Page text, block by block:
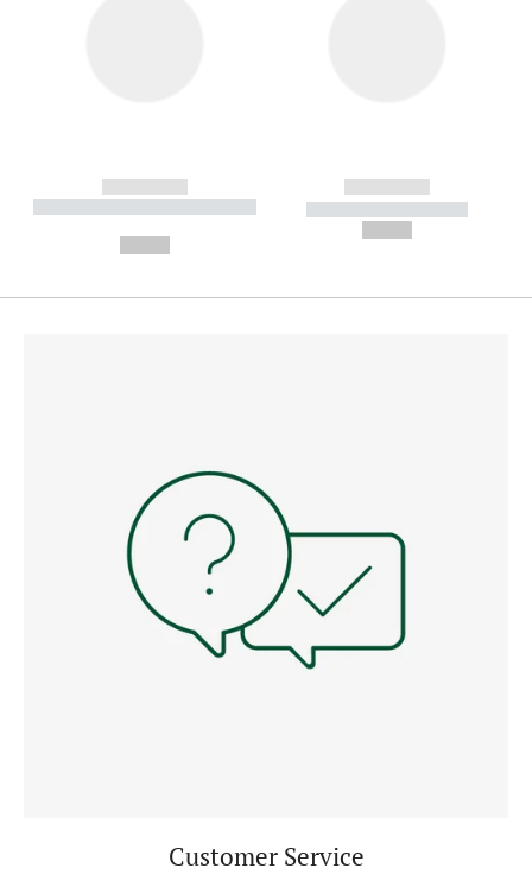
------------
----------- ----------- --------
------------
----------- -----------
Customer Service